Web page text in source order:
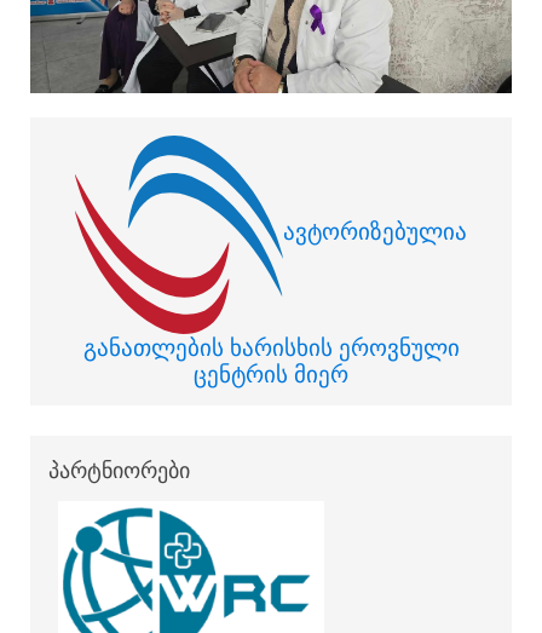
ავტორიზებულია
განათლების ხარისხის ეროვნული
ცენტრის მიერ
პარტნიორები